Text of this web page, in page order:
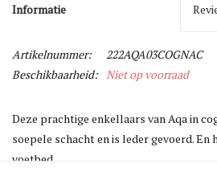
Informatie
Artikelnummer:
222AQA03COGNAC
Beschikbaarheid: Niet op voorraad
Deze prachtige enkellaars van Aqa in
soepele schacht en is leder gevoerd. En
voetbed.